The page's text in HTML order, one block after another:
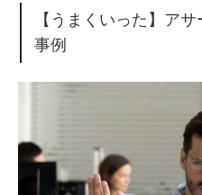
【うまくいった】ア
事例